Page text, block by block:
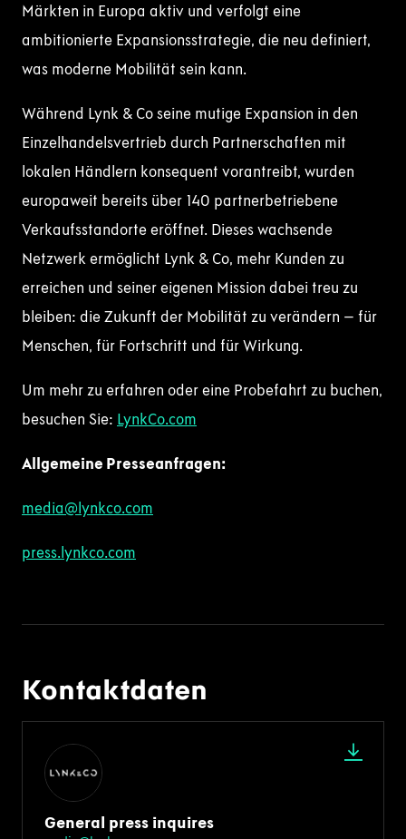
Märkten in Europa aktiv und verfolgt eine
ambitionierte Expansionsstrategie, die neu definiert,
was moderne Mobilität sein kann.
Während Lynk & Co seine mutige Expansion in den
Einzelhandelsvertrieb durch Partnerschaften mit
lokalen Händlern konsequent vorantreibt, wurden
europaweit bereits über 140 partnerbetriebene
Verkaufsstandorte eröffnet. Dieses wachsende
Netzwerk ermöglicht Lynk & Co, mehr Kunden zu
erreichen und seiner eigenen Mission dabei treu zu
bleiben: die Zukunft der Mobilität zu verändern – für
Menschen, für Fortschritt und für Wirkung.
Um mehr zu erfahren oder eine Probefahrt zu buchen,
besuchen Sie: LynkCo.com
Allgemeine Presseanfragen:
media@lynkco.com
press.lynkco.com
Kontaktdaten
General press inquires